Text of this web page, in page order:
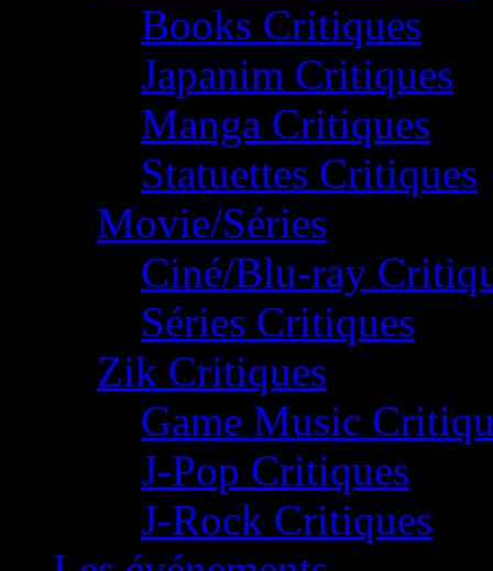
Books Critiques
Japanim Critiques
Manga Critiques
Statuettes Critiques
Movie/Séries
Ciné/Blu-ray
Séries Critiques
Zik Critiques
Game Music
J-Pop Critiques
J-Rock Critiques